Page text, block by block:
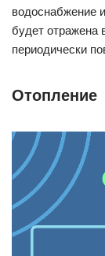
водоснабжение
будет отражена
периодически
Отопление